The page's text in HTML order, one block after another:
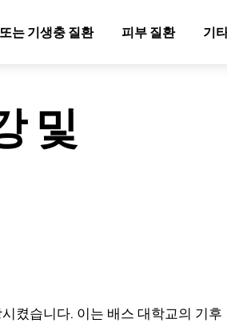
는 기생충 질환 피부 질환 기
및
켰습니다. 이는 배스 대학교의 기후